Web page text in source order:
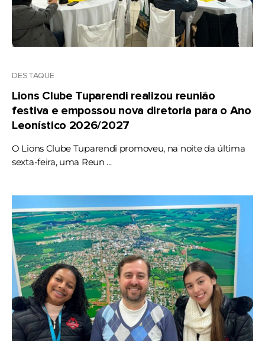
DESTAQUE
Lions Clube Tuparendi realizou reunião
festiva e empossou nova diretoria para o Ano
Leonístico 2026/2027
O Lions Clube Tuparendi promoveu, na noite da última
sexta-feira, uma Reun ...